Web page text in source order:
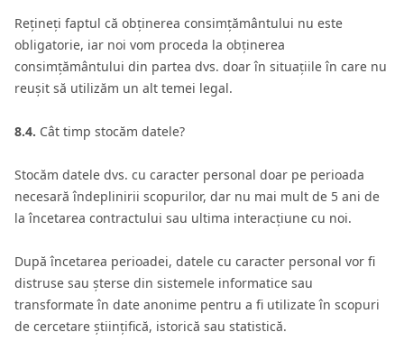
Rețineți faptul că obținerea consimțământului nu este
obligatorie, iar noi vom proceda la obținerea
consimțământului din partea dvs. doar în situațiile în care nu
reușit să utilizăm un alt temei legal.
8.4. Cât timp stocăm datele?
Stocăm datele dvs. cu caracter personal doar pe perioada
necesară îndeplinirii scopurilor, dar nu mai mult de 5 ani de
la încetarea contractului sau ultima interacțiune cu noi.
După încetarea perioadei, datele cu caracter personal vor fi
distruse sau șterse din sistemele informatice sau
transformate în date anonime pentru a fi utilizate în scopuri
de cercetare științifică, istorică sau statistică.